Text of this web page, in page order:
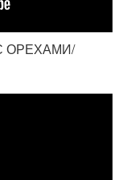
ОРЕХАМИ/